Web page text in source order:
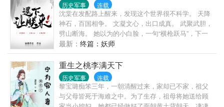
历史军事 连载
沈棠在发配路上醒来，发现这个世界很不科学。 天降
神石，百国相争。 文凝文心，出口成真。 武聚武胆，
劈山断海。 她以为的小白脸，一句“横枪跃马”，下一
秒甲胄附身，长枪在手，一人成军，千军万马能杀个
七进七出！ 她眼里的痨病鬼，口念“星罗棋布”，苍天
如圆盖，陆地似棋局，排兵布阵，信手拈来！ 这> 分
明是科学的棺材板被神学钉死了！ 而她—— “主公，
北郡大旱，您要不哭一哭？” 沈棠：“……” “主公，南州
洪涝，您要不多笑笑？” 沈棠：“……”
———————— 看着被她干掉的十大碗米饭，比脸
最新： 终篇：妖师
重生之桃李满天下
历史军事 连载
黎宝璐痴笨三年，一朝清醒过来，家却已不家，祖父
与父母皆死于海难之中。为了生存，祖母将她送给顾